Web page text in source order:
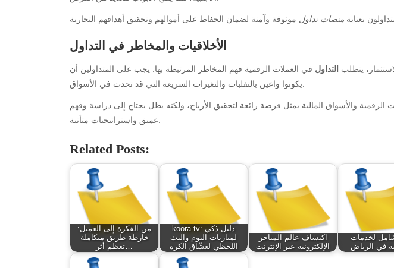
بعناية منصات تداول
الأخلاقيات والمخاطر في التداول
يتطلب التداول في العملات الرقمية فهم المخاطر المرتبطة بها. يجب على المتداولين أن
الرقمية والأسواق المالية يمثل فرصة رائعة لتحقيق الأرباح، ولكنه يظل يحتاج إلى دراسة وفهم
عميق واستراتيجيات متأنية.
Related Posts:
من الفكرة إلى العميل:
خارطة طريق متكاملة
koora tv: دليل ذكي
لمباريات اليوم والبث
اللحظي لعشّاق الكرة
اكتشاف عالم المتاجر
الإلكترونية عبر الإنترنت
لخدمات
في الرياض
August 2026
July 2026
June 2026
April 2026
March 2026
February 2026
Automotive
beauty
Blog
blogs
Blogv
Business
Entertainment